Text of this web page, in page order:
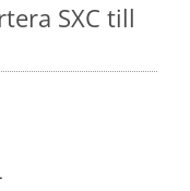
SXC till
.